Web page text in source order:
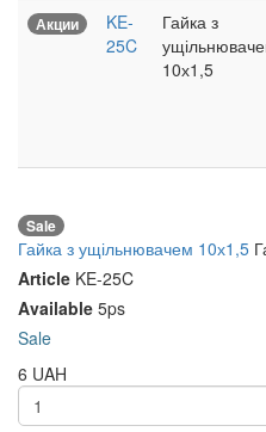
Акции
KE-
25C
Гайка з
10х1,5
Sale
Гайка з ущільнювачем 10х1,5
Article KE-25C
Available 5ps
Sale
6 UAH